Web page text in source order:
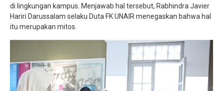
di lingkungan kampus. Menjawab hal tersebut, Rabhindra Javier
Hariri Darussalam selaku Duta FK UNAIR menegaskan bahwa hal
itu merupakan mitos.